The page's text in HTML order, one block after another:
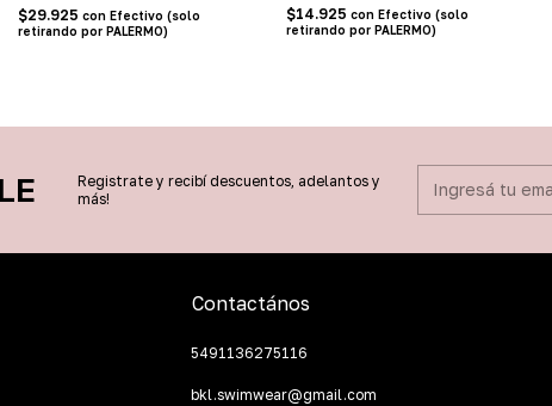
$29.925 con Efectivo (solo
retirando por PALERMO)
$14.925 con Efectivo (solo
retirando por PALERMO)
Registrate y recibí descuentos, adelantos y
más!
Contactános
5491136275116
bkl.swimwear@gmail.com